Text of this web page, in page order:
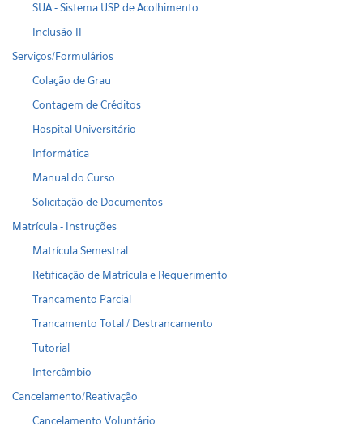
SUA - Sistema USP de Acolhimento
Inclusão IF
Serviços/Formulários
Colação de Grau
Contagem de Créditos
Hospital Universitário
Informática
Manual do Curso
Solicitação de Documentos
Matrícula - Instruções
Matrícula Semestral
Retificação de Matrícula e Requerimento
Trancamento Parcial
Trancamento Total / Destrancamento
Tutorial
Intercâmbio
Cancelamento/Reativação
Cancelamento Voluntário